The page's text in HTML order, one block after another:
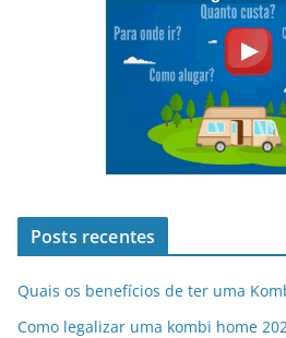
Posts recentes
Quais os benefícios de ter uma
Como legalizar uma kombi home